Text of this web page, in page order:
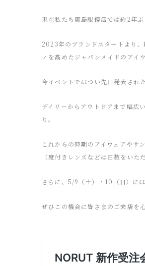
現在私たち廣島眼鏡店では約2年
2023年のブランドスタートより
ィを高めたジャパンメイドのアイ
今イベントではつい先日発表され
デイリーからアウトドアまで幅広
り。
これからの時期のアイウェアやサ
（度付きレンズなどは日数をいた
さらに、5/9（土）・10（日）に
ぜひこの機会に皆さまのご来店を